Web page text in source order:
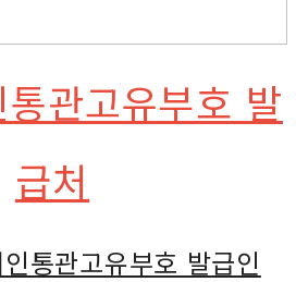
관고유부호 발
급처
통관고유부호 발급인